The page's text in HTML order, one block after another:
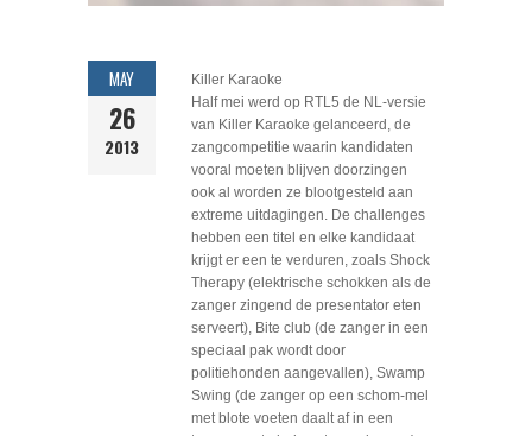
MAY
26
2013
Killer Karaoke
Half mei werd op RTL5 de NL-versie
van Killer Karaoke gelanceerd, de
zangcompetitie waarin kandidaten
vooral moeten blijven doorzingen
ook al worden ze blootgesteld aan
extreme uitdagingen. De challenges
hebben een titel en elke kandidaat
krijgt er een te verduren, zoals Shock
Therapy (elektrische schokken als de
zanger zingend de presentator eten
serveert), Bite club (de zanger in een
speciaal pak wordt door
politiehonden aangevallen), Swamp
Swing (de zanger op een schom-mel
met blote voeten daalt af in een